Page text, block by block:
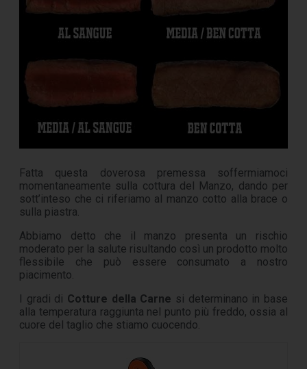
Fatta questa doverosa premessa soffermiamoci
momentaneamente sulla cottura del Manzo, dando per
sott’inteso che ci riferiamo al manzo cotto alla brace o
sulla piastra.
Abbiamo detto che il manzo presenta un rischio
moderato per la salute risultando così un prodotto molto
flessibile che può essere consumato a nostro
piacimento.
I gradi di Cotture della Carne si determinano in base
alla temperatura raggiunta nel punto più freddo, ossia al
cuore del taglio che stiamo cuocendo.